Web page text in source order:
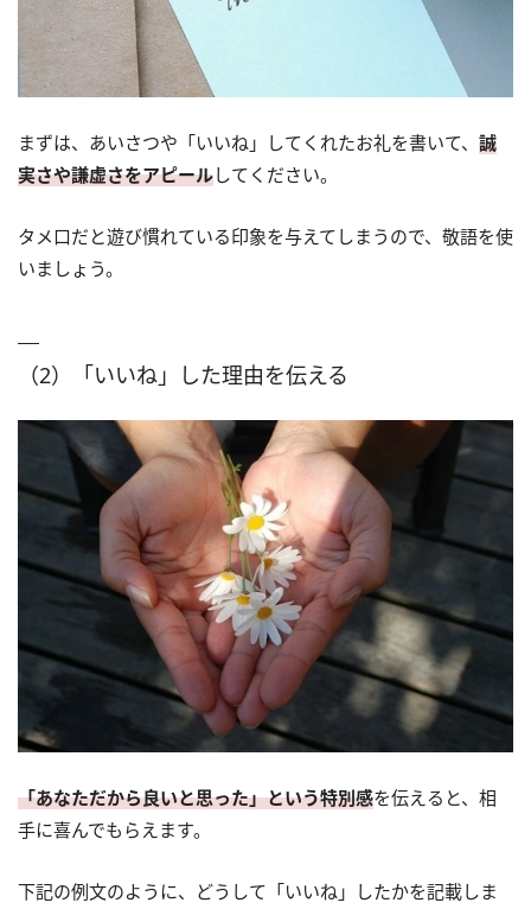
まずは、あいさつや「いいね」してくれたお礼を書いて、 誠
実さや謙虚さをアピールしてください。
タメ口だと遊び慣れている印象を与えてしまうので、敬語を使
いましょう。
（2）「いいね」した理由を伝える
「あなただから良いと思った」という特別感を伝えると、相
手に喜んでもらえます。
下記の例文のように、どうして「いいね」したかを記載しま